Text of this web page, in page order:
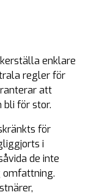
enklare
regler för
att
bli för stor.
för
i
de inte
omfattning.